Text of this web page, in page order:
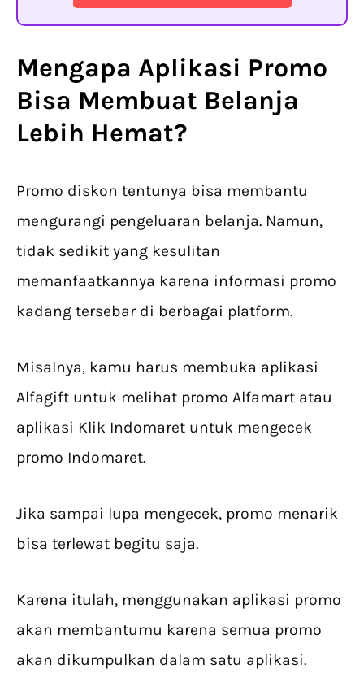
Mengapa Aplikasi Promo
Bisa Membuat Belanja
Lebih Hemat?
Promo diskon tentunya bisa membantu
mengurangi pengeluaran belanja. Namun,
tidak sedikit yang kesulitan
memanfaatkannya karena informasi promo
kadang tersebar di berbagai platform.
Misalnya, kamu harus membuka aplikasi
Alfagift untuk melihat promo Alfamart atau
aplikasi Klik Indomaret untuk mengecek
promo Indomaret.
Jika sampai lupa mengecek, promo menarik
bisa terlewat begitu saja.
Karena itulah, menggunakan aplikasi promo
akan membantumu karena semua promo
akan dikumpulkan dalam satu aplikasi.